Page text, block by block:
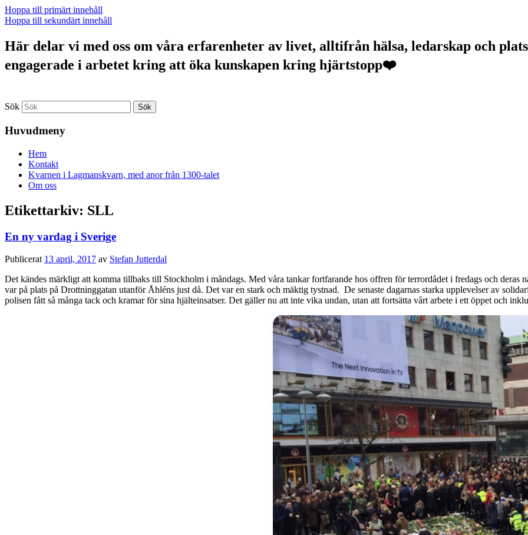
Hoppa till primärt innehåll
Hoppa till sekundärt innehåll
Här delar vi med oss om våra erfarenheter av livet, alltifrån hälsa, ledarskap och
engagerade i arbetet kring att öka kunskapen kring hjärtstopp❤️
Sök
Huvudmeny
Hem
Kontakt
Kvarnen i Lagmanskvarn, med anor från 1300-talet
Om oss
Etikettarkiv: SLL
En ny vardag i Sverige
Publicerat 13 april, 2017 av Stefan Jutterdal
Det kändes märkligt att komma tillbaks till Stockholm i måndags. Med våra tankar fortfarande hos offren för terrordådet i fredags och deras
var på plats på Drottninggatan utanför Åhléns just då. Det var en stark och mäktig tystnad. De senaste dagarnas starka upplevelser av
polisen fått så många tack och kramar för sina hjälteinsatser. Det gäller nu att inte vika undan, utan att fortsätta vårt arbete i ett öppet och